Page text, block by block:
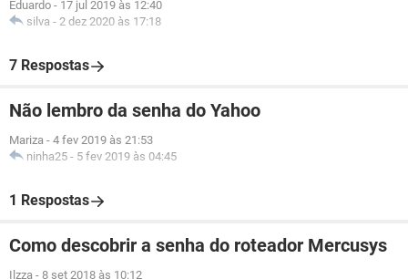
Eduardo - 17 jul 2019 às 12:40
silva - 2 dez 2020 às 17:18
7 Respostas
Não lembro da senha do Yahoo
Mariza - 4 fev 2019 às 21:53
ninha25 - 5 fev 2019 às 04:45
1 Respostas
Como descobrir a senha do roteador Mercusys
Ilzza - 8 set 2018 às 10:12